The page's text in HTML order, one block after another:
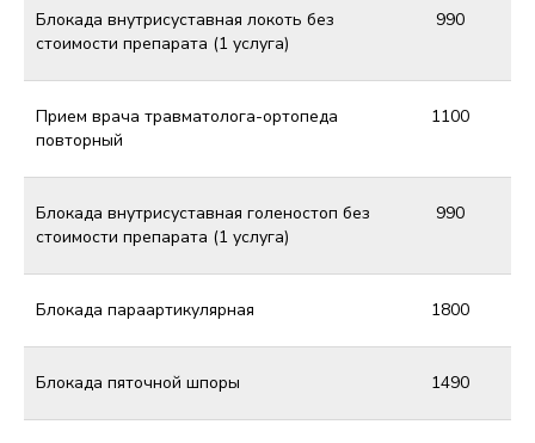
Блокада внутрисуставная локоть без
стоимости препарата (1 услуга)
990
Прием врача травматолога-ортопеда
повторный
1100
Блокада внутрисуставная голеностоп без
стоимости препарата (1 услуга)
990
Блокада параартикулярная 1800
Блокада пяточной шпоры 1490